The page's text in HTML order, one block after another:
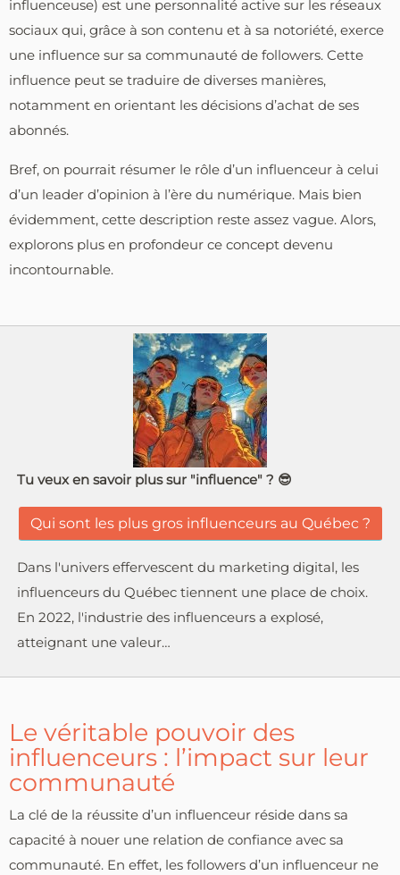
influenceuse) est une personnalité active sur les réseaux
sociaux qui, grâce à son contenu et à sa notoriété, exerce
une influence sur sa communauté de followers. Cette
influence peut se traduire de diverses manières,
notamment en orientant les décisions d’achat de ses
abonnés.
Bref, on pourrait résumer le rôle d’un influenceur à celui
d’un leader d’opinion à l’ère du numérique. Mais bien
évidemment, cette description reste assez vague. Alors,
explorons plus en profondeur ce concept devenu
incontournable.
Tu veux en savoir plus sur "influence" ? 😎
Qui sont les plus gros influenceurs au Québec ?
Dans l'univers effervescent du marketing digital, les
influenceurs du Québec tiennent une place de choix.
En 2022, l'industrie des influenceurs a explosé,
atteignant une valeur…
Le véritable pouvoir des
influenceurs : l’impact sur leur
communauté
La clé de la réussite d’un influenceur réside dans sa
capacité à nouer une relation de confiance avec sa
communauté. En effet, les followers d’un influenceur ne